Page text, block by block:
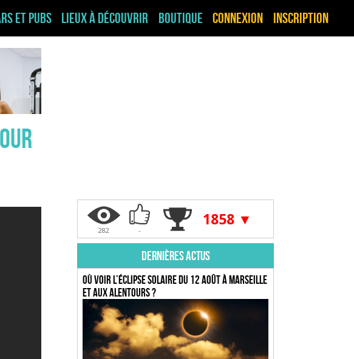
et pubs Lieux à découvrir Boutique Connexion Inscription
282 -
1858 ▼
Dernières actus
Où voir l’éclipse solaire du 12 août à Marseille
et aux alentours ?